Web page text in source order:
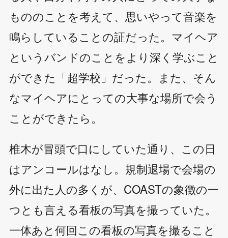
もののことを考えて、思いやって音楽を
鳴らしていることの証だった。マイヘア
というバンドのことをより深く学ぶこと
ができた「超学校」だった。また、そん
なマイヘアにとっての大事な場所で会う
ことができたら。
椎木が冒頭で口にしていた通り、この日
はアンコールはなし。規制退場で会場の
外に出た人の多くが、COASTの象徴の一
つとも言える看板の写真を撮っていた。
一体あと何回この看板の写真を撮ること